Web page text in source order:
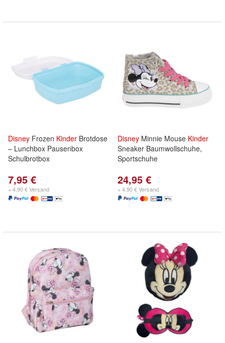
Disney Frozen Kinder Brotdose
– Lunchbox Pausenbox
Schulbrotbox
7,95 €
+ 4,90 € Versand
Disney Minnie Mouse Kinder
Sneaker Baumwollschuhe,
Sportschuhe
24,95 €
+ 4,90 € Versand